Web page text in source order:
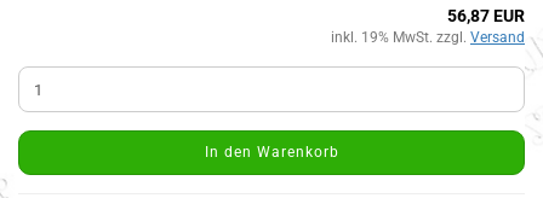
56,87 EUR
inkl. 19% MwSt. zzgl. Versand
In den Warenkorb